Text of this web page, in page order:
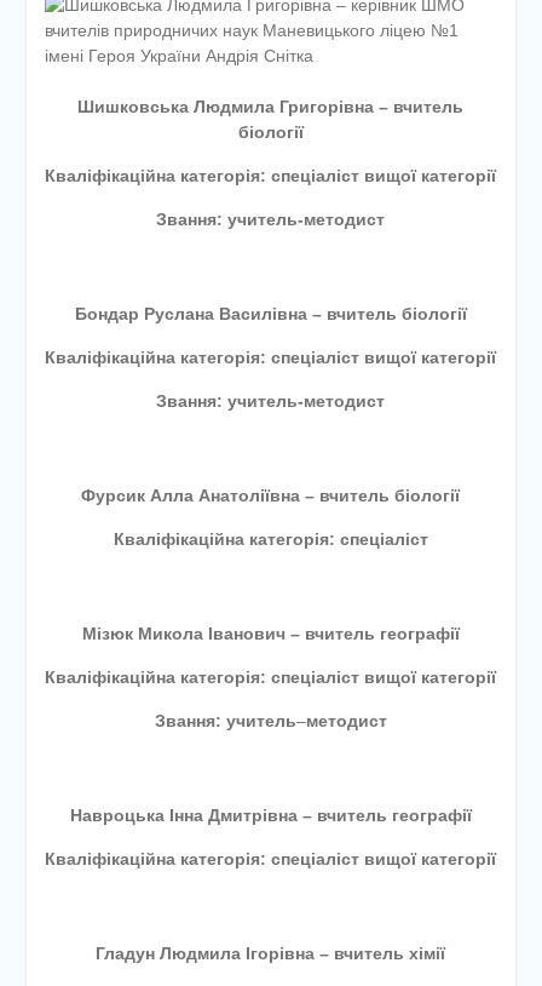
етапу Всеукраїнської
дитячо-юнацької
військово-патріотичної гри
У закладі освіти
проведено підсумкову
педагогічну раду
Шишковська Людмила Григорівна – вчитель
біології
Кваліфікаційна категорія: спеціаліст вищої категорії
Звання:учитель-методист
Бондар Руслана Василівна – вчитель біології
Кваліфікаційна категорія: спеціаліст вищої категорії
Звання: учитель-методист
Фурсик Алла Анатоліївна – вчитель біології
Кваліфікаційна категорія: спеціаліст
Мізюк Микола Іванович – вчитель географії
Кваліфікаційна категорія: спеціаліст вищої категорії
Звання: учитель–методист
Навроцька Інна Дмитрівна – вчитель географії
Кваліфікаційна категорія: спеціаліст вищої категорії
Гладун Людмила Ігорівна – вчитель хімії